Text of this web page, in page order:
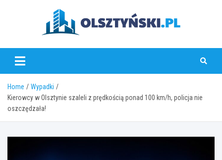
olsztynski.pl
Home
Wypadki
Kierowcy w Olsztynie szaleli z prędkością ponad 100 km/h, policja nie
oszczędzała!